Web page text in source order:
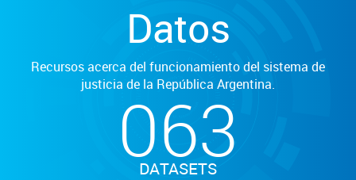
Datos
Recursos acerca del funcionamiento del sistema de
justicia de la República Argentina.
063
DATASETS